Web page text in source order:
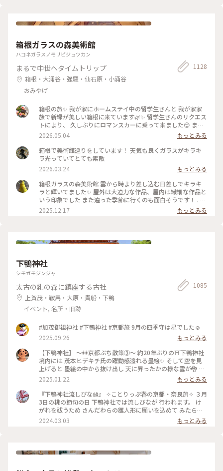
のミルキーな毎日
箱根ガラスの森美術館
ハコネガラスノモリビジュツカン
まるで中世へタイムトリップ
箱根・大涌谷・強羅・仙石原・小涌谷
おみやげ
1128
箱根の旅✨ 我が家にホームステイ中の留学生さんと 我が家家
族で新緑が美しい箱根に来ています🌿✨ 留学生さんのリクエス
トにより、 久しぶりにロマンスカーに乗って来ました😊 まず
は、箱根ガラスの森美術館へ°˖✧ 1番感動したのが、庭園でひ
ときわ輝いていた 「クリスタル・ガラスの藤の花」💙💜🤍 藤
の花は春から初夏にかけて 箱根の山間に美しく咲くそうで、
またイタリア•フィレンツェにも 名所があるそうです✨ その藤
の花をクリスタル・ガラスで表現... 爽やかな初夏の風と木漏れ
日に輝く様子は 夢のように美しかったです𖧷 ⁺. 【展示期間】
2026年3月14日から6月25日まで。 #箱根ガラスの森美術館 #
箱根 #ちいさな列車旅 #クリスタル・ガラスの藤の花 #藤の花
#藤 #久しぶりにロマンスカー
2026.05.04
もっとみる
箱根で美術館巡りをしています！ 天気も良くガラスがキラキ
ラ光っていてとても素敵
2026.03.24
もっとみる
箱根ガラスの森美術館 雲から時より差し込む日差しでキラキ
ラと輝いてました✨ 屋外は大迫力な作品、屋内は繊細な作品と
いう印象でした また違った季節に行くのも面白そうです！ . #
2025.12.17 もっとみる
下鴨神社
シモガモジンジャ
太古の糺の森に鎮座する古社
上賀茂・鞍馬・大原・貴船・下鴨
イベント, 名所・旧跡
1085
#加茂御祖神社 #下鴨神社 #京都旅 9月の四季守は星でした☺️
2025.09.26
もっとみる
【下鴨神社】 〜👭京都ぷち散策③〜 約20年ぶりの⛩️下鴨神社
境内には 茂本ヒデキチ氏の躍動感溢れる墨絵✨ そして空を見
上げると 墨絵の中から抜け出し 天に昇ったかの様な雲が🐉 パ
ワーを感じ見入ってしまったd-maruでした #ご利益めぐり #
下鴨神社
2025.01.22
もっとみる
『下鴨神社流しびな🎎』 ✧︎ことりっぷ春の京都・奈良旅✧︎ ３月
3日の桃の節句の日 下鴨神社では流しびなが 行われます。 け
がれを祓うため さんだわらの雛人形に願いを込めて みたらし
川にひな人形を流します。 ちょうどこの日下鴨神社を 訪れる
予定だったので なんとか見てみたいと思って 行きましたが、
ことができました🎎😆 平安時代の装束をした お雛様や来賓や
2024.03.03 もっとみる